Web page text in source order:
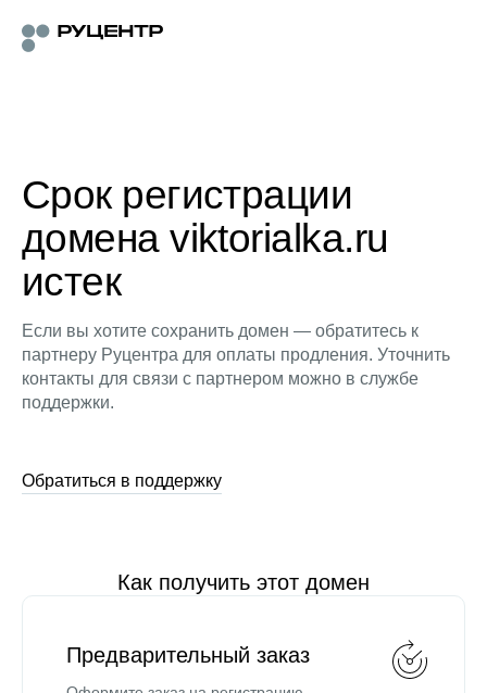
Срок регистрации
домена viktorialka.ru
истек
Если вы хотите сохранить домен — обратитесь к
партнеру Руцентра для оплаты продления. Уточнить
контакты для связи с партнером можно в службе
поддержки.
Обратиться в поддержку
Как получить этот домен
Предварительный заказ